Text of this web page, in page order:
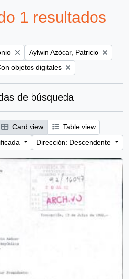
1 resultados
Remove filter:
Aylwin Azócar, Patricio
filter:
objetos digitales
de búsqueda
Card view
Table view
Dirección: Descendente